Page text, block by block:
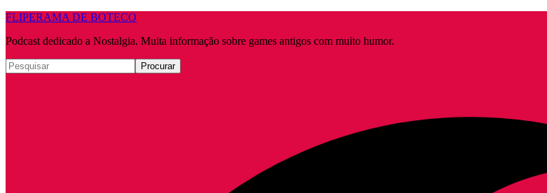
FLIPERAMA DE BOTECO
Podcast dedicado a Nostalgia. Muita informação sobre games antigos com muito humor.